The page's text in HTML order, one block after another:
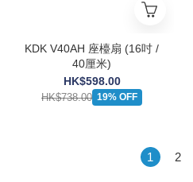
KDK V40AH 座檯扇 (16吋 /
40厘米)
HK$598.00
HK$738.00 19% OFF
1 2